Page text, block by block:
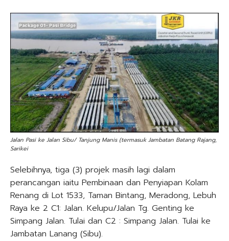
Jalan Pasi ke Jalan Sibu/ Tanjung Manis (termasuk Jambatan Batang Rajang,
Sarikei
Selebihnya, tiga (3) projek masih lagi dalam
perancangan iaitu Pembinaan dan Penyiapan Kolam
Renang di Lot 1533, Taman Bintang, Meradong, Lebuh
Raya ke 2 C1: Jalan. Kelupu/Jalan Tg. Genting ke
Simpang Jalan. Tulai dan C2 : Simpang Jalan. Tulai ke
Jambatan Lanang (Sibu).